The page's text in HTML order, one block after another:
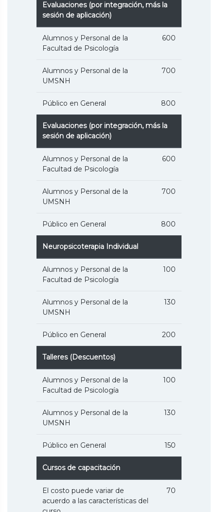
Evaluaciones (por integración, más la
sesión de aplicación)
Alumnos y Personal de la
Facultad de Psicología
600
Alumnos y Personal de la
UMSNH
700
Público en General 800
Evaluaciones (por integración, más la
sesión de aplicación)
Alumnos y Personal de la
Facultad de Psicología
600
Alumnos y Personal de la
UMSNH
700
Público en General 800
Neuropsicoterapia Individual
Alumnos y Personal de la
Facultad de Psicología
100
Alumnos y Personal de la
UMSNH
130
Público en General 200
Talleres (Descuentos)
Alumnos y Personal de la
Facultad de Psicología
100
Alumnos y Personal de la
UMSNH
130
Público en General 150
Cursos de capacitación
El costo puede variar de
acuerdo a las características del
70